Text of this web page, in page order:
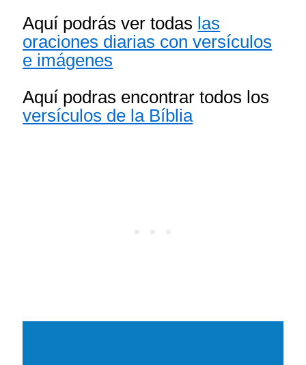
Aquí podrás ver todas las
oraciones diarias con versículos
e imágenes
Aquí podras encontrar todos los
versículos de la Bíblia